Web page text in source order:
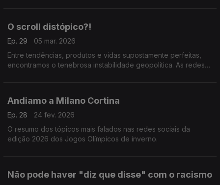
O scroll distópico?!
Ep. 29
05 mar. 2026
Entre tendências, produtos e vidas supostamente perfeitas,
encontramos o tenebrosa instabilidade geopolítica. As redes
Andiamo a Milano Cortina
Ep. 28
24 fev. 2026
O resumo dos tópicos mais falados nas redes sociais da
edição 2026 dos Jogos Olímpicos de inverno.
Não pode haver "diz que disse" com o racismo